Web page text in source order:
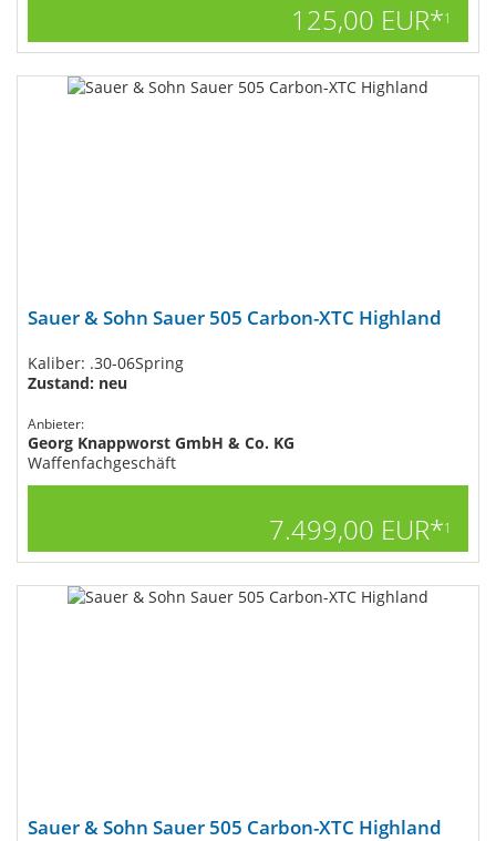
125,00 EUR*1
Sauer & Sohn Sauer 505 Carbon-XTC Highland
Kaliber: .30-06Spring
Zustand: neu
Anbieter:
Georg Knappworst GmbH & Co. KG
Waffenfachgeschäft
7.499,00 EUR*1
Sauer & Sohn Sauer 505 Carbon-XTC Highland